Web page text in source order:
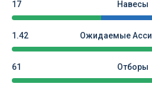
17 Навесы
1.42 Ожидаемые
61 Отборы